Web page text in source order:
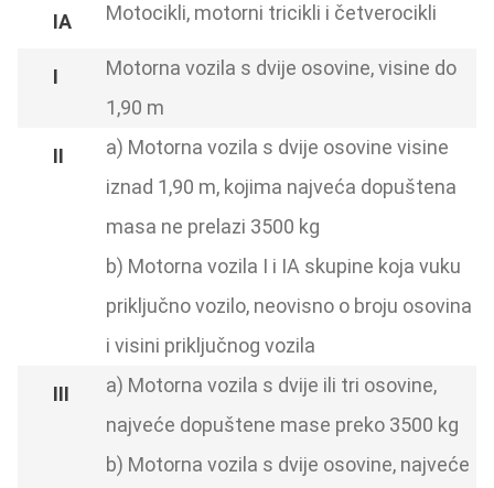
Motocikli, motorni tricikli i četverocikli
Motorna vozila s dvije osovine, visine do
1,90 m
a) Motorna vozila s dvije osovine visine
iznad 1,90 m, kojima najveća dopuštena
masa ne prelazi 3500 kg
b) Motorna vozila I i IA skupine koja vuku
priključno vozilo, neovisno o broju osovina
i visini priključnog vozila
a) Motorna vozila s dvije ili tri osovine,
najveće dopuštene mase preko 3500 kg
b) Motorna vozila s dvije osovine, najveće